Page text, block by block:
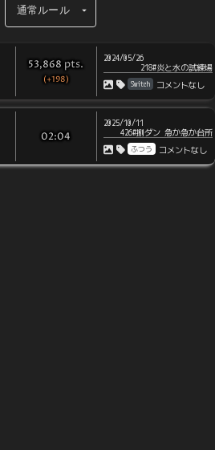
通常ルール
53,868 pts.
(+198)
2024/05/26
218#炎と水の試練場
Switch コメントなし
02:04
2025/10/11
426#捌ダン 急か急か台所
ふつう コメントなし